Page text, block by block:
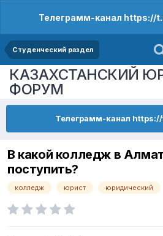
Телеграмм-канал https://
Студенческий раздел
КАЗАХСТАНСКИЙ
ФОРУМ
Телеграмм-канал
В какой колледж в
поступить?
колледж юрист юридический